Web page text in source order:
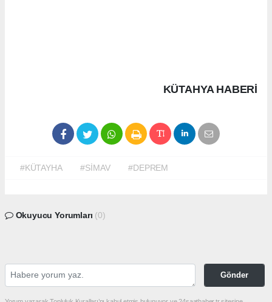
KÜTAHYA HABERİ
#KÜTAYHA #SİMAV #DEPREM
Okuyucu Yorumları (0)
Gönder